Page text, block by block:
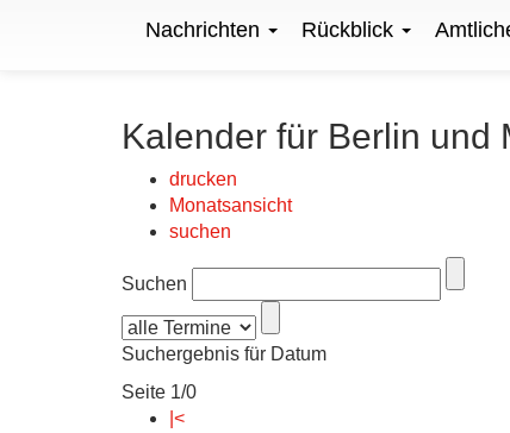
Nachrichten Rückblick
Kalender für Berlin und
drucken
Monatsansicht
suchen
Suchen
Suchergebnis für Datum
Seite 1/0
|<